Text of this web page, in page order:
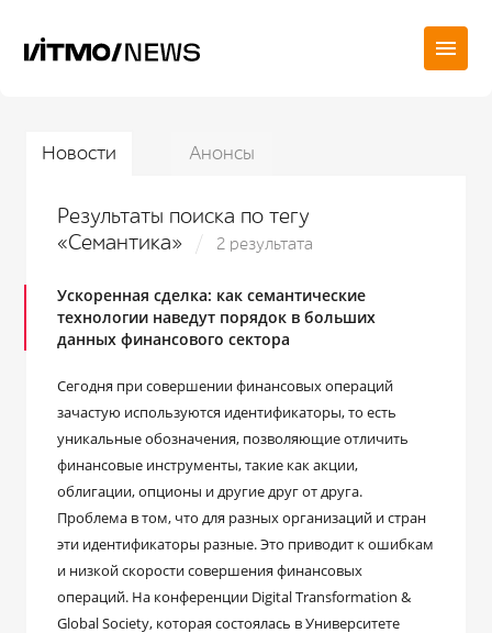
Новости Анонсы
Результаты поиска по тегу
«Семантика»
2 результата
Ускоренная сделка: как семантические
технологии наведут порядок в больших
данных финансового сектора
Сегодня при совершении финансовых операций
зачастую используются идентификаторы, то есть
уникальные обозначения, позволяющие отличить
финансовые инструменты, такие как акции,
облигации, опционы и другие друг от друга.
Проблема в том, что для разных организаций и стран
эти идентификаторы разные. Это приводит к ошибкам
и низкой скорости совершения финансовых
операций. На конференции Digital Transformation &
Global Society, которая состоялась в Университете